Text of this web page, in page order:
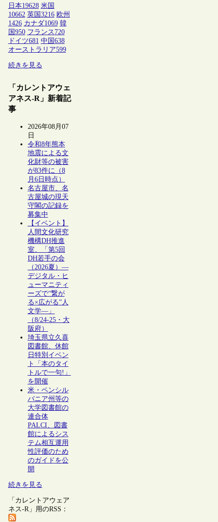
日本19628 米国
10662 英国 3216 欧州
1426 カナダ1069 韓
国 950 フランス 720
ドイツ681 中国 638
オーストラリア599
続きを見る
「カレントアウェ
アネス-R」新着記
事
2026年08月07
日
令和8年熊本
地震による文
化財等の被害
が83件に（8
月6日時点）
名古屋市、名
古屋城の現天
守閣の記録を
募集中
【イベント】
人間文化研究
機構DH推進
室、「第5回
DH若手の会
（2026夏）―
デジタル・ヒ
ューマニティ
ーズで“繋が
る×広がる”人
文学―」
（8/24-25・大
阪府）
埼玉県立久喜
図書館、休館
日特別イベン
ト「本のタイ
トルで一句!」
を開催
米・ペンシル
バニア州等の
大学図書館の
連合体
PALCI、図書
館によるシス
テム相互運用
性評価のため
のガイドを公
開
続きを見る
「カレントアウェア
ネス-R」用のRSS：